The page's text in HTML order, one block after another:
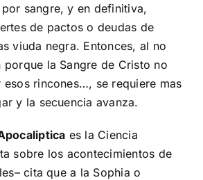
sangre, y en definitiva,
de pactos o deudas de
viuda negra. Entonces, al no
porque la Sangre de Cristo no
esos rincones…, se requiere mas
y la secuencia avanza.
es la Ciencia
sobre los acontecimientos de
– cita que a la Sophia o